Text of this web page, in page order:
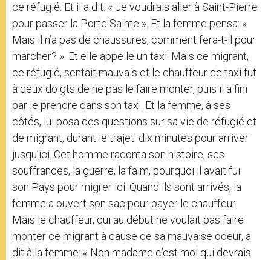
ce réfugié. Et il a dit: « Je voudrais aller à Saint-Pierre
pour passer la Porte Sainte ». Et la femme pensa: «
Mais il n’a pas de chaussures, comment fera-t-il pour
marcher? ». Et elle appelle un taxi. Mais ce migrant,
ce réfugié, sentait mauvais et le chauffeur de taxi fut
à deux doigts de ne pas le faire monter, puis il a fini
par le prendre dans son taxi. Et la femme, à ses
côtés, lui posa des questions sur sa vie de réfugié et
de migrant, durant le trajet: dix minutes pour arriver
jusqu’ici. Cet homme raconta son histoire, ses
souffrances, la guerre, la faim, pourquoi il avait fui
son Pays pour migrer ici. Quand ils sont arrivés, la
femme a ouvert son sac pour payer le chauffeur.
Mais le chauffeur, qui au début ne voulait pas faire
monter ce migrant à cause de sa mauvaise odeur, a
dit à la femme: « Non madame c’est moi qui devrais